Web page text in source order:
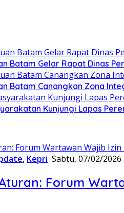
Batam Gelar Rapat Dinas
Batam Canangkan Zona
Kunjungi Lapas
, Kepri Sabtu, 07/02/2026
Forum